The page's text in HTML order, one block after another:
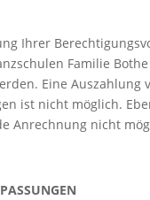
Ihrer
Familie
Eine Auszahlung
ist nicht möglich.
Anrechnung nicht